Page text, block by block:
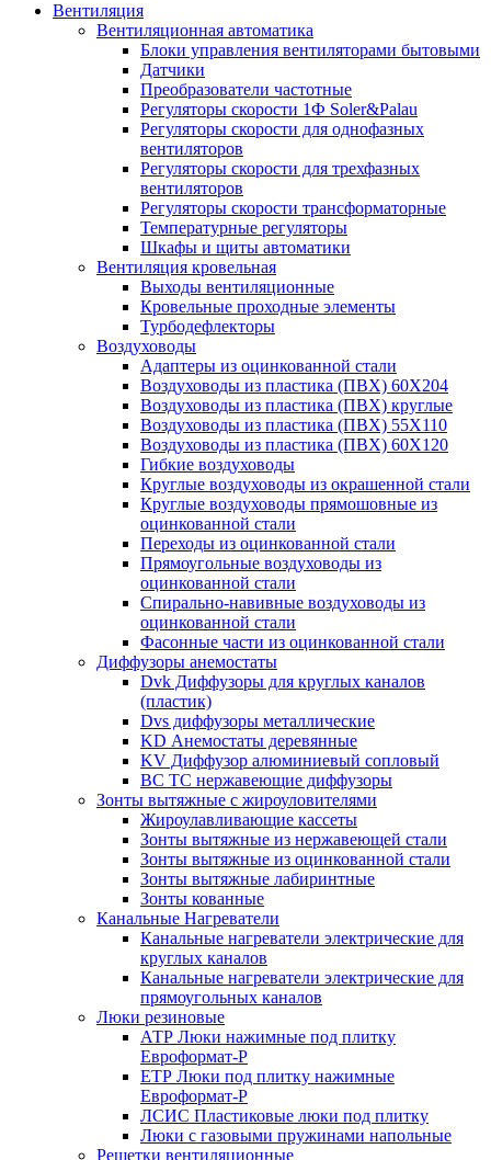
Вентиляция
Вентиляционная автоматика
Блоки управления вентиляторами бытовыми
Датчики
Преобразователи частотные
Регуляторы скорости 1Ф Soler&Palau
Регуляторы скорости для однофазных
вентиляторов
Регуляторы скорости для трехфазных
вентиляторов
Регуляторы скорости трансформаторные
Температурные регуляторы
Шкафы и щиты автоматики
Вентиляция кровельная
Выходы вентиляционные
Кровельные проходные элементы
Турбодефлекторы
Воздуховоды
Адаптеры из оцинкованной стали
Воздуховоды из пластика (ПВХ) 60Х204
Воздуховоды из пластика (ПВХ) круглые
Воздуховоды из пластика (ПВХ) 55Х110
Воздуховоды из пластика (ПВХ) 60Х120
Гибкие воздуховоды
Круглые воздуховоды из окрашенной стали
Круглые воздуховоды прямошовные из
оцинкованной стали
Переходы из оцинкованной стали
Прямоугольные воздуховоды из
оцинкованной стали
Спирально-навивные воздуховоды из
оцинкованной стали
Фасонные части из оцинкованной стали
Диффузоры анемостаты
Dvk Диффузоры для круглых каналов
(пластик)
Dvs диффузоры металлические
KD Анемостаты деревянные
KV Диффузор алюминиевый сопловый
ВС ТС нержавеющие диффузоры
Зонты вытяжные с жироуловителями
Жироулавливающие кассеты
Зонты вытяжные из нержавеющей стали
Зонты вытяжные из оцинкованной стали
Зонты вытяжные лабиринтные
Зонты кованные
Канальные Нагреватели
Канальные нагреватели электрические для
круглых каналов
Канальные нагреватели электрические для
прямоугольных каналов
Люки резиновые
АТР Люки нажимные под плитку
Евроформат-Р
ЕТР Люки под плитку нажимные
Евроформат-Р
ЛСИС Пластиковые люки под плитку
Люки с газовыми пружинами напольные
Решетки вентиляционные